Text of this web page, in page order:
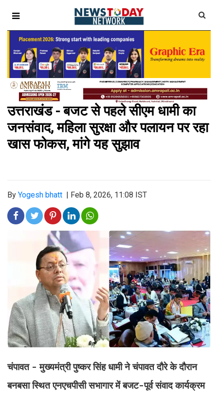
उत्तराखंड - बजट से पहले सीएम धामी का
जनसंवाद, महिला सुरक्षा और पलायन पर रहा
खास फोकस, मांगे यह सुझाव
By Yogesh bhatt Feb 8, 2026, 11:08 IST
चंपावत - मुख्यमंत्री पुष्कर सिंह धामी ने चंपावत दौरे के दौरान
बनबसा स्थित एनएचपीसी सभागार में बजट-पूर्व संवाद कार्यक्रम